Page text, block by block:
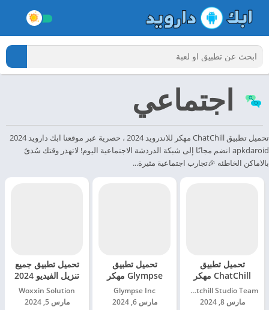
اجتماعي
تحميل تطبيق ChatChill مهكر للاندرويد 2024 ، حصرية عبر موقعنا ابك دارويد 2024
apkdaroid انضم مجانًا إلى شبكة الدردشة الاجتماعية اليوم! لاتهدر وقتك سُدىً
بالاماكن الخاطئه 🎉تجارب اجتماعية مثيرة...
تحميل تطبيق
ChatChill مهكر
للاندرويد 2024
Chatchill Studio Team‏
مارس 8, 2024
تحميل تطبيق
Glympse مهكر
للاندرويد 2024
Glympse Inc‏
مارس 6, 2024
تحميل تطبيق جميع
تنزيل الفيديو 2024
مهكر للاندرويد 2024
Woxxin Solution‏
مارس 5, 2024